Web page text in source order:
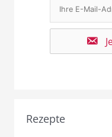
Rezepte